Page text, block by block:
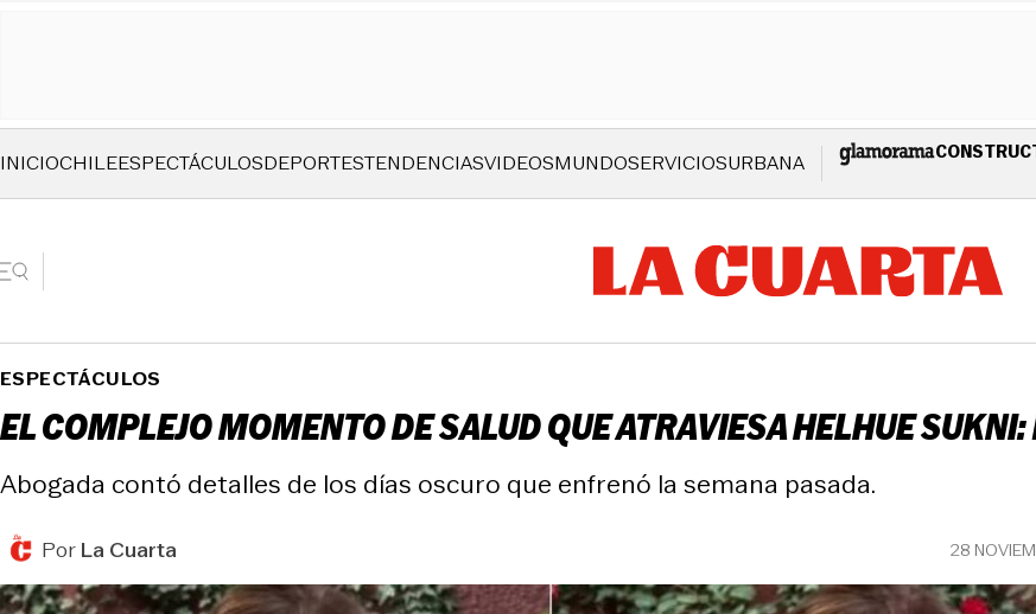
INICIOCHILEESPECTÁCULOSDEPORTESTENDENCIASVIDEOSMUNDOSERVICIOSURBANA
ESPECTÁCULOS
EL COMPLEJO MOMENTO DE SALUD QUE ATRAVIESA HELHUE
Abogada contó detalles de los días oscuro que enfrenó la semana pasada.
PorLa Cuarta 28